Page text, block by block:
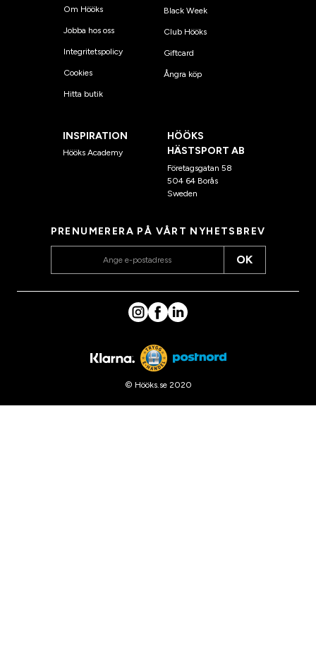
Om Hööks
Jobba hos oss
Integritetspolicy
Cookies
Hitta butik
Black Week
Club Hööks
Giftcard
Ångra köp
INSPIRATION
Hööks Academy
HÖÖKS
HÄSTSPORT AB
Företagsgatan 58
504 64 Borås
Sweden
PRENUMERERA PÅ VÅRT NYHETSBREV
OK
© Hööks.se 2020